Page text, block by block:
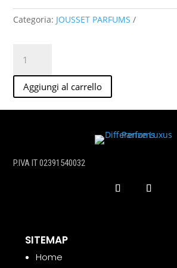
Categoria: JOUSSET PARFUMS
Queen
extrait
deAggiungi al carrello
P.IVA IT 02391540032
SITEMAP
Home